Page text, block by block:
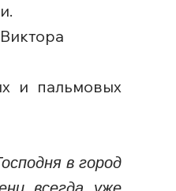
и пальмовых
в город